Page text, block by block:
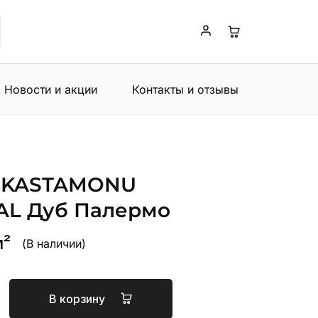
Новости и акции Контакты и отзывы
Дуб Палермо
(В наличии)
В корзину